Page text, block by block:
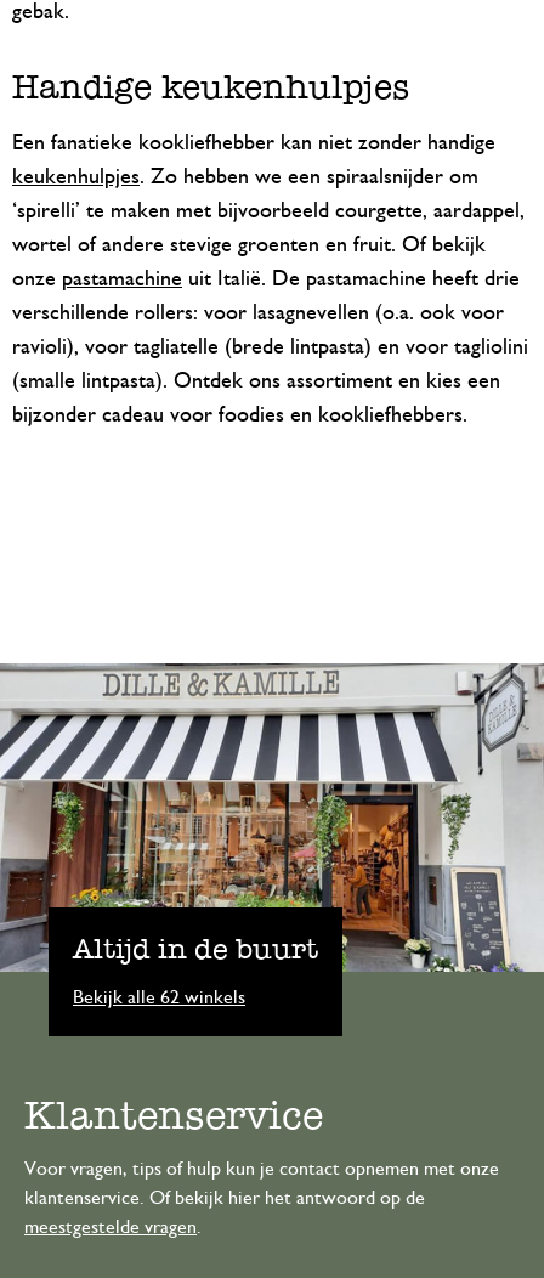
gebak.
Handige keukenhulpjes
Een fanatieke kookliefhebber kan niet zonder handige
keukenhulpjes. Zo hebben we een spiraalsnijder om
‘spirelli’ te maken met bijvoorbeeld courgette, aardappel,
wortel of andere stevige groenten en fruit. Of bekijk
onze pastamachine uit Italië. De pastamachine heeft drie
verschillende rollers: voor lasagnevellen (o.a. ook voor
ravioli), voor tagliatelle (brede lintpasta) en voor tagliolini
(smalle lintpasta). Ontdek ons assortiment en kies een
bijzonder cadeau voor foodies en kookliefhebbers.
Altijd in de buurt
Bekijk alle 62 winkels
Klantenservice
Voor vragen, tips of hulp kun je contact opnemen met onze
klantenservice. Of bekijk hier het antwoord op de
meestgestelde vragen